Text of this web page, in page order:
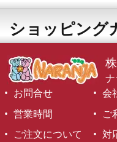
ショッピング
お問合せ
会
営業時間
ご
ご注文について
対